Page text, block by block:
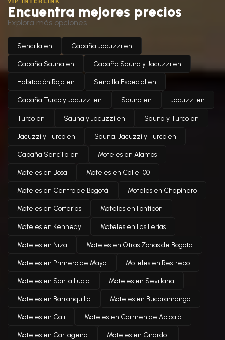
Encuentra mejores precios
Explora más opciones
Sencilla en Cabaña Jacuzzi en
Cabaña Sauna en Cabaña Sauna y Jacuzzi en
Habitación Roja en Sencilla Especial en
Cabaña Turco y Jacuzzi en Sauna en Jacuzzi en
Turco en Sauna y Jacuzzi en Sauna y Turco en
Jacuzzi y Turco en Sauna, Jacuzzi y Turco en
Cabaña Sencilla en Moteles en Alamos
Moteles en Bosa Moteles en Calle 100
Moteles en Centro de Bogotá Moteles en Chapinero
Moteles en Corferias Moteles en Fontibón
Moteles en Kennedy Moteles en Las Ferias
Moteles en Niza Moteles en Otras Zonas de Bogota
Moteles en Primero de Mayo Moteles en Restrepo
Moteles en Santa Lucia Moteles en Sevillana
Moteles en Barranquilla Moteles en Bucaramanga
Moteles en Cali Moteles en Carmen de Apicalá
Moteles en Cartagena Moteles en Girardot